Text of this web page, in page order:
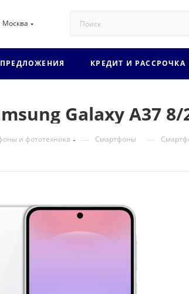
Москва
КРЕДИТ И РАССРОЧКА
Galaxy A37
и фототехника — Смартфоны —